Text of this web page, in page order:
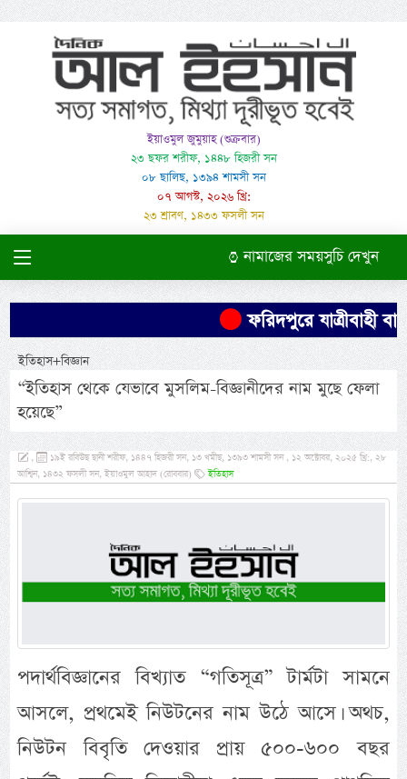
ইয়াওমুল জুমুয়াহ (শুক্রবার)
২৩ ছফর শরীফ, ১৪৪৮ হিজরী সন
০৮ ছালিছ, ১৩৯৪ শামসী সন
০৭ আগস্ট, ২০২৬ খ্রি:
২৩ শ্রাবণ, ১৪৩৩ ফসলী সন
নামাজের সময়সুচি দেখুন
ফরিদপুরে যাত্রীবাহী বাস
ইতিহাস+বিজ্ঞান
“ইতিহাস থেকে যেভাবে মুসলিম-বিজ্ঞানীদের নাম মুছে ফেলা
হয়েছে”
,
১৯ই রবিউছ ছানী শরীফ, ১৪৪৭ হিজরী সন, ১৩ খমীছ, ১৩৯৩ শামসী সন , ১২ অক্টোবর, ২০২৫ খ্রি:, ২৮
আশ্বিন, ১৪৩২ ফসলী সন, ইয়াওমুল আহাদ (রোববার)
ইতিহাস
পদার্থবিজ্ঞানের বিখ্যাত “গতিসূত্র” টার্মটা সামনে
আসলে, প্রথমেই নিউটনের নাম উঠে আসে। অথচ,
নিউটন বিবৃতি দেওয়ার প্রায় ৫০০-৬০০ বছর